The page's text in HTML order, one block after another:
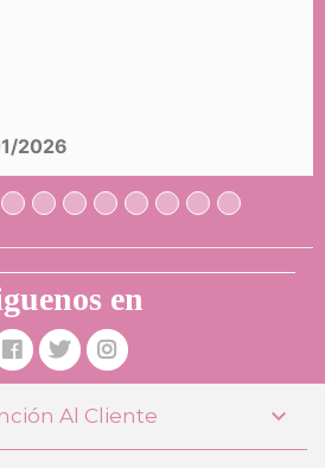
COMPRAR
2026
en
Al Cliente 